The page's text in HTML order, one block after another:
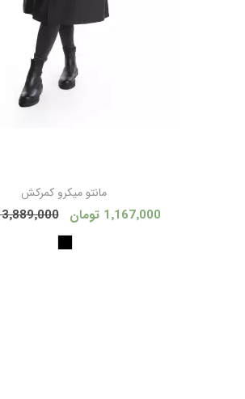
مانتو ميكرو كمركش
1٬167٬000 تومان 3٬889٬000 تومان